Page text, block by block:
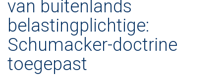
van buitenlands
belastingplichtige:
Schumacker-doctrine
toegepast